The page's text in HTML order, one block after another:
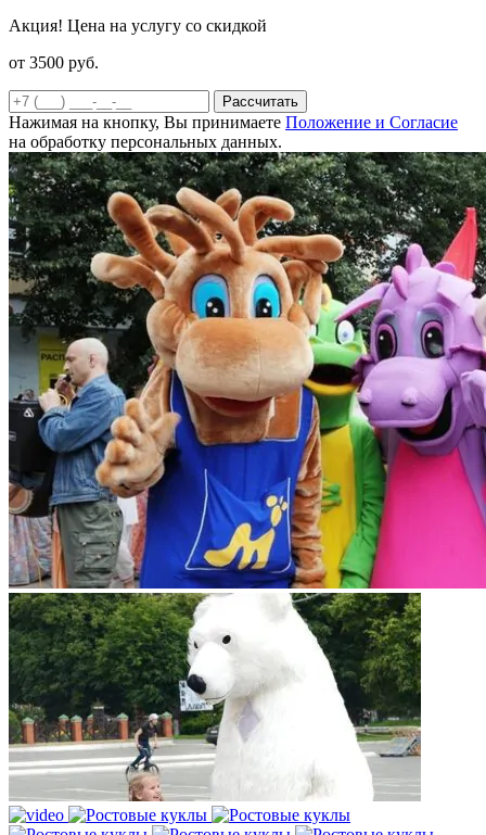
Акция! Цена на услугу со скидкой
от 3500 руб.
Рассчитать
Нажимая на кнопку, Вы принимаете Положение и Согласие
на обработку персональных данных.